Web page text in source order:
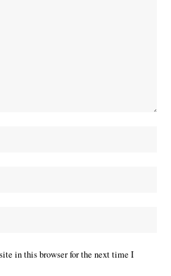
in this browser for the next time I